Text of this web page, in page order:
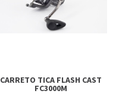
CARRETO TICA FLASH CAST
FC3000M